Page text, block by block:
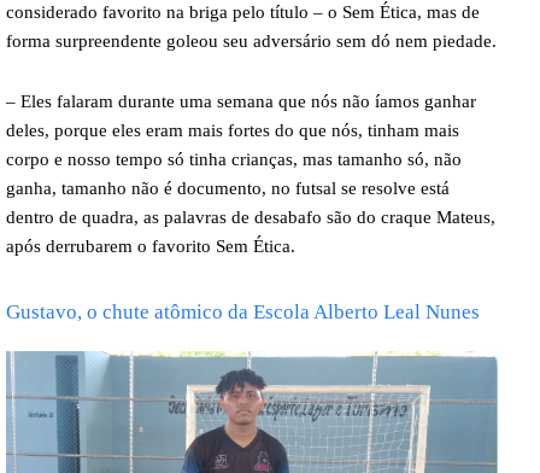
considerado favorito na briga pelo título – o Sem Ética, mas de
forma surpreendente goleou seu adversário sem dó nem piedade.
– Eles falaram durante uma semana que nós não íamos ganhar
deles, porque eles eram mais fortes do que nós, tinham mais
corpo e nosso tempo só tinha crianças, mas tamanho só, não
ganha, tamanho não é documento, no futsal se resolve está
dentro de quadra, as palavras de desabafo são do craque Mateus,
após derrubarem o favorito Sem Ética.
Gustavo, o chute atômico da Escola Alberto Leal Nunes